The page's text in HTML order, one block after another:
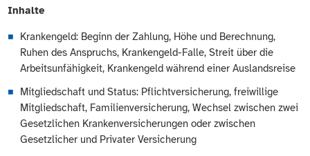
Inhalte
Krankengeld: Beginn der Zahlung, Höhe und Berechnung,
Ruhen des Anspruchs, Krankengeld-Falle, Streit über die
Arbeitsunfähigkeit, Krankengeld während einer Auslandsreise
Mitgliedschaft und Status: Pflichtversicherung, freiwillige
Mitgliedschaft, Familienversicherung, Wechsel zwischen zwei
Gesetzlichen Krankenversicherungen oder zwischen
Gesetzlicher und Privater Versicherung